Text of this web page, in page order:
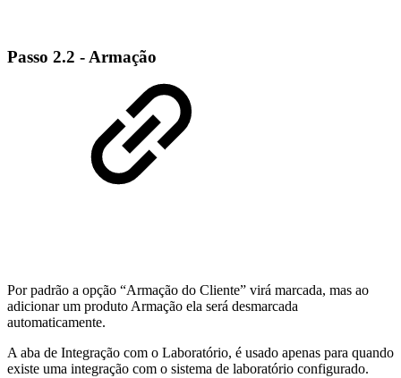
Passo 2.2 - Armação
Por padrão a opção “Armação do Cliente” virá marcada, mas ao
adicionar um produto Armação ela será desmarcada
automaticamente.
A aba de Integração com o Laboratório, é usado apenas para quando
existe uma integração com o sistema de laboratório configurado.